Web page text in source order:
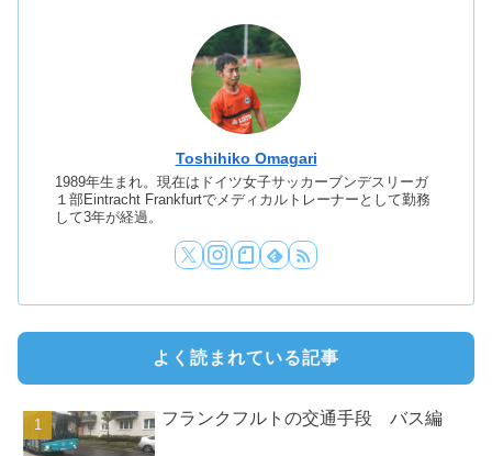
Toshihiko Omagari
1989年生まれ。現在はドイツ女子サッカーブンデスリーガ
１部Eintracht Frankfurtでメディカルトレーナーとして勤務
して3年が経過。
よく読まれている記事
フランクフルトの交通手段 バス編